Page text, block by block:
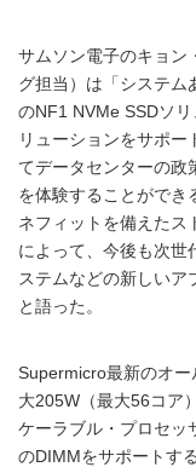
サムソン電子のキョン
グ担当）は「システム
のNF1 NVMe SSDソ
リューションをサポー
てデータセンターの政
を体験することができ
ネフィットを備えたス
によって、今後も次世
ステムなどの新しいア
と語った。
Supermicro最新のオ
大205W（最大56コア
ケーラブル・プロセッ
のDIMMをサポートす